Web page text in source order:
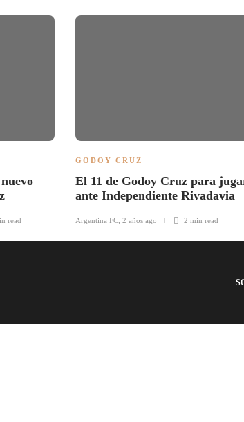
read
GODOY CRUZ
El 11 de Godoy Cruz para
ante Independiente Rivadavia
Argentina FC 2 años ago 2 min read